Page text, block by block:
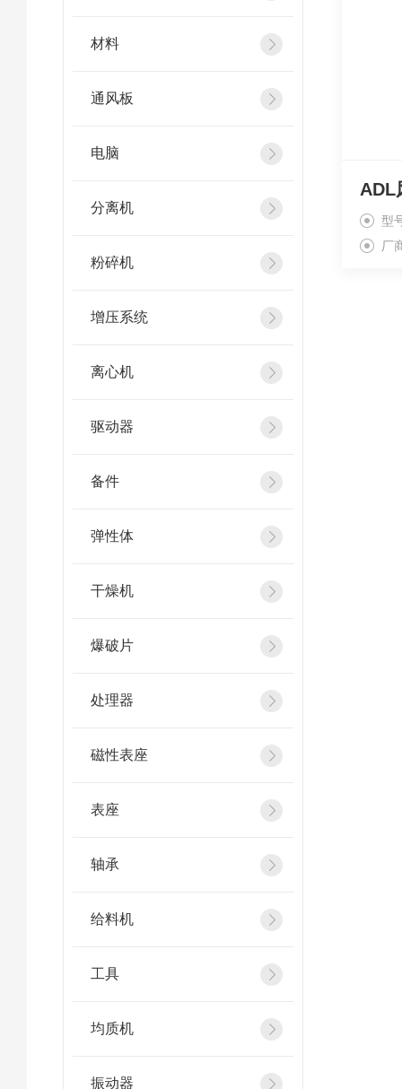
材料
通风板
电脑
分离机
粉碎机
增压系统
离心机
驱动器
备件
弹性体
干燥机
爆破片
处理器
磁性表座
表座
轴承
给料机
工具
均质机
振动器
型
厂